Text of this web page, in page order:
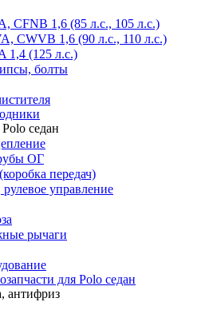
CFNB 1,6 (85 л.с., 105 л.с.)
CWVB 1,6 (90 л.с., 110 л.с.)
1,4 (125 л.с.)
болты
седан
ОГ
передач)
управление
рычаги
для Polo седан
антифриз